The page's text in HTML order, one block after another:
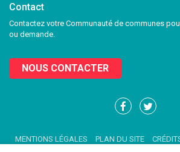
Contact
Contactez votre Communauté de communes
ou demande.
NOUS CONTACTER
Lien
compte
Lien
MENTIONS LÉGALES PLAN DU SITE